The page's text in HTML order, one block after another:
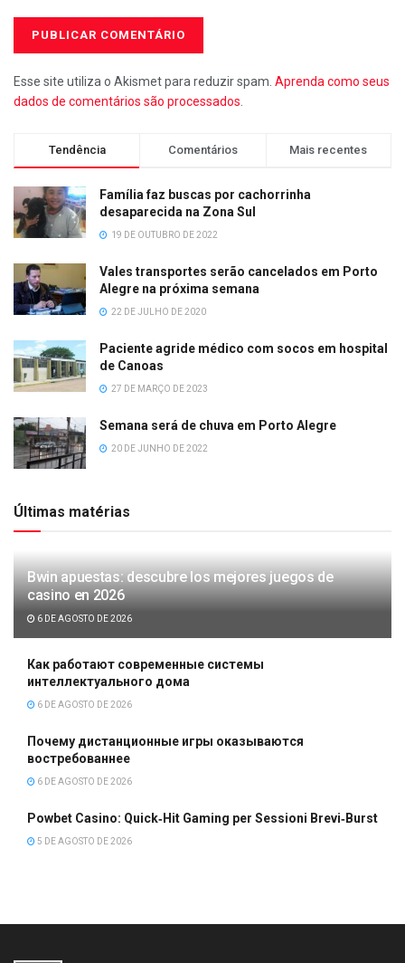
Esse site utiliza o Akismet para reduzir spam. Aprenda como seus
dados de comentários são processados
Tendência Comentários Mais recentes
Família faz buscas por cachorrinha
desaparecida na Zona Sul
19 DE OUTUBRO DE 2022
Vales transportes serão cancelados em Porto
Alegre na próxima semana
22 DE JULHO DE 2020
Paciente agride médico com socos em hospital
de Canoas
27 DE MARÇO DE 2023
Semana será de chuva em Porto Alegre
20 DE JUNHO DE 2022
Últimas matérias
Bwin apuestas: descubre los mejores juegos de
casino en 2026
6 DE AGOSTO DE 2026
Как работают современные системы
интеллектуального дома
6 DE AGOSTO DE 2026
Почему дистанционные игры оказываются
востребованнее
6 DE AGOSTO DE 2026
Powbet Casino: Quick‑Hit Gaming per Sessioni Brevi‑Burst
5 DE AGOSTO DE 2026